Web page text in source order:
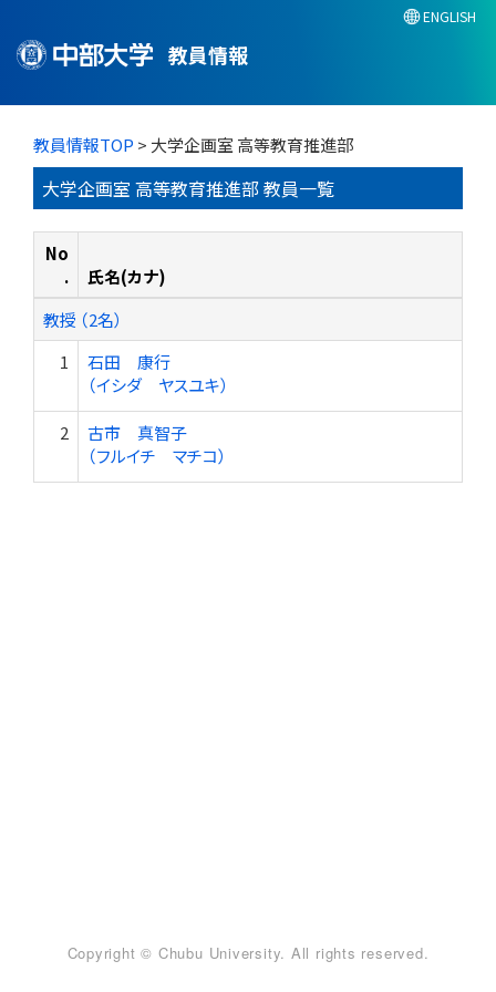
教員情報
ENGLISH
教員情報TOP > 大学企画室 高等教育推進部
大学企画室 高等教育推進部 教員一覧
No
.
氏名(カナ)
教授 （2名）
1
石田 康行
（イシダ ヤスユキ）
2
古市 真智子
（フルイチ マチコ）
Copyright © Chubu University. All rights reserved.